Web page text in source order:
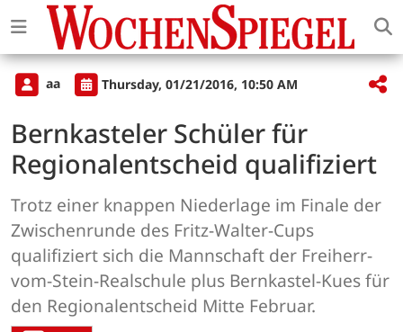
aa Thursday, 01/21/2016, 10:50 AM
Bernkasteler Schüler für
Regionalentscheid qualifiziert
Trotz einer knappen Niederlage im Finale der
Zwischenrunde des Fritz-Walter-Cups
qualifiziert sich die Mannschaft der Freiherr-
vom-Stein-Realschule plus Bernkastel-Kues für
den Regionalentscheid Mitte Februar.